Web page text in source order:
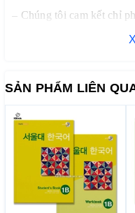
– Chúng tôi cam kết chỉ
khách hàng những đầu
– Bảo đảm mỗi quyển
thực hiện kiểm tra kỹ
trong thời gian sớm nhất,
với độ tin cậy cao, thoả
– Luôn luôn lắng nghe,
sản phẩm và dịch vụ
2. Cam kết về phục vụ
SẢN PHẨM LIÊN